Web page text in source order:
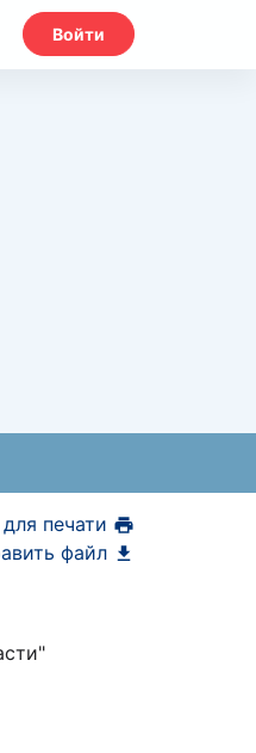
Войти
печати
файл